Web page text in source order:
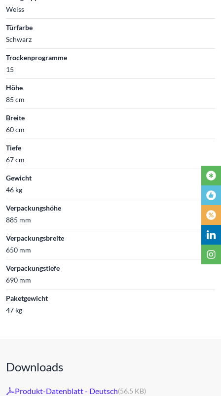
Weiss
Türfarbe
Schwarz
Trockenprogramme
15
Höhe
85 cm
Breite
60 cm
Tiefe
67 cm
Gewicht
46 kg
Verpackungshöhe
885 mm
Verpackungsbreite
650 mm
Verpackungstiefe
690 mm
Paketgewicht
47 kg
Downloads
Produkt-Datenblatt - Deutsch(56.5 KB)